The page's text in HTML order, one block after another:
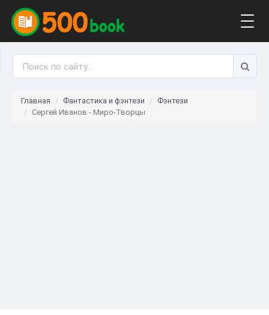
Главная Фантастика и фэнтези
Фэнтези
Сергей Иванов - Миро-Творцы